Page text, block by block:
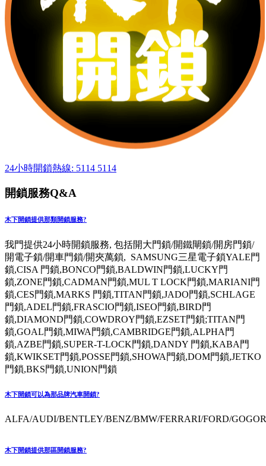
24小時開鎖熱線: 5114 5114
開鎖服務Q&A
木下開鎖提供那類開鎖服務?
我門提供24小時開鎖服務, 包括開大門鎖/開鐵閘鎖/開房門鎖/
開電子鎖/開車門鎖/開夾萬鎖, SAMSUNG三星電子鎖YALE門
鎖,CISA 門鎖,BONCO門鎖,BALDWIN門鎖,LUCKY門
鎖,ZONE門鎖,CADMAN門鎖,MUL T LOCK門鎖,MARIANI門
鎖,CES門鎖,MARKS 門鎖,TITAN門鎖,JADO門鎖,SCHLAGE
門鎖,ADEL門鎖,FRASCIO門鎖,ISEO門鎖,BIRD門
鎖,DIAMOND門鎖,COWDROY門鎖,EZSET門鎖;TITAN門
鎖,GOAL門鎖,MIWA門鎖,CAMBRIDGE門鎖,ALPHA門
鎖,AZBE門鎖,SUPER-T-LOCK門鎖,DANDY 門鎖,KABA門
鎖,KWIKSET門鎖,POSSE門鎖,SHOWA門鎖,DOM門鎖,JETKO
門鎖,BKS門鎖,UNION門鎖
木下開鎖可以為那品牌汽車開鎖?
ALFA/AUDI/BENTLEY/BENZ/BMW/FERRARI/FORD/
木下開鎖提供那區開鎖服務?